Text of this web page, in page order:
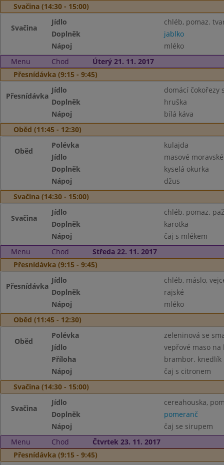
Svačina (14:30 - 15:00)
Svačina
Jídlo
chléb, pomaz.
Doplněk
jablko
Nápoj
mléko
Menu
Chod
Úterý 21. 11. 2017
Přesnídávka (9:15 - 9:45)
Přesnídávka
Jídlo
domácí čokořezy
Doplněk
hruška
Nápoj
bílá káva
Oběd (11:45 - 12:30)
Oběd
Polévka
kulajda
Jídlo
masové
Doplněk
kyselá okurka
Nápoj
džus
Svačina (14:30 - 15:00)
Svačina
Jídlo
chléb, pomaz.
Doplněk
karotka
Nápoj
čaj s mlékem
Menu
Chod
Středa 22. 11. 2017
Přesnídávka (9:15 - 9:45)
Přesnídávka
Jídlo
chléb, máslo,
Doplněk
rajské
Nápoj
mléko
Oběd (11:45 - 12:30)
Oběd
Polévka
zeleninová se
Jídlo
vepřové maso na
Příloha
brambor. knedlík
Nápoj
čaj s citronem
Svačina (14:30 - 15:00)
Svačina
Jídlo
cereahouska,
Doplněk
pomeranč
Nápoj
čaj se sirupem
Menu
Chod
Čtvrtek 23. 11. 2017
Přesnídávka (9:15 - 9:45)